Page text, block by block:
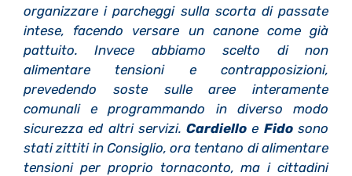
organizzare i parcheggi sulla scorta di passate
intese, facendo versare un canone come già
pattuito. Invece abbiamo scelto di non
alimentare tensioni e contrapposizioni,
prevedendo soste sulle aree interamente
comunali e programmando in diverso modo
sicurezza ed altri servizi.Cardiello e Fidosono
stati zittiti in Consiglio, ora tentano di alimentare
tensioni per proprio tornaconto, ma i cittadini